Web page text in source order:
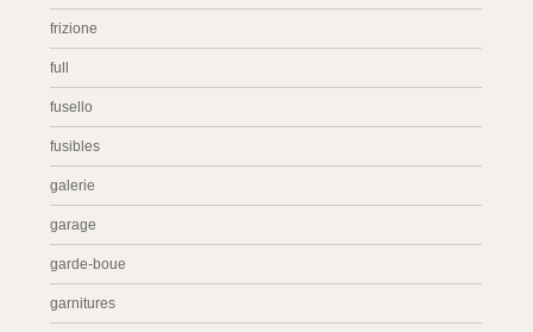
frizione
full
fusello
fusibles
galerie
garage
garde-boue
garnitures